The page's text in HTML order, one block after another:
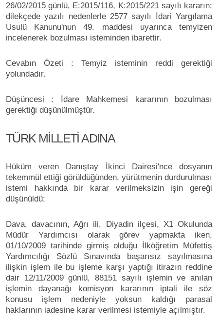
26/02/2015 günlü, E:2015/116, K:2015/221 sayılı kararın;
dilekçede yazılı nedenlerle 2577 sayılı İdari Yargılama
Usulü Kanunu'nun 49. maddesi uyarınca temyizen
incelenerek bozulması isteminden ibarettir.
Cevabın Özeti : Temyiz isteminin reddi gerektiği
yolundadır.
Düşüncesi : İdare Mahkemesi kararının bozulması
gerektiği düşünülmüştür.
TÜRK MİLLETİ ADINA
Hüküm veren Danıştay İkinci Dairesi'nce dosyanın
tekemmül ettiği görüldüğünden, yürütmenin durdurulması
istemi hakkında bir karar verilmeksizin işin gereği
düşünüldü:
Dava, davacının, Ağrı ili, Diyadin ilçesi, X1 Okulunda
Müdür Yardımcısı olarak görev yapmakta iken,
01/10/2009 tarihinde girmiş olduğu İlköğretim Müfettiş
Yardımcılığı Sözlü Sınavında başarısız sayılmasına
ilişkin işlem ile bu işleme karşı yaptığı itirazın reddine
dair 12/11/2009 günlü, 88151 sayılı işlemin ve anılan
işlemin dayanağı komisyon kararının iptali ile söz
konusu işlem nedeniyle yoksun kaldığı parasal
haklarının iadesine karar verilmesi istemiyle açılmıştır.